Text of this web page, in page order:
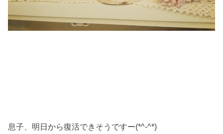
息子、明日から復活できそうですー(*^-^*)